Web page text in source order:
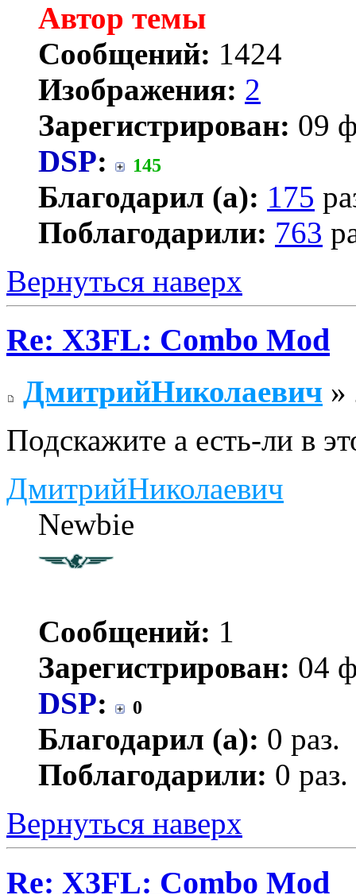
Автор темы
Сообщений: 1424
Изображения: 2
Зарегистрирован: 09
DSP: 145
Благодарил (а): 175
Поблагодарили: 763
Вернуться наверх
Re: X3FL: Combo Mod
ДмитрийНиколаевич »
Подскажите а есть-ли в
ДмитрийНиколаевич
Newbie
Сообщений: 1
Зарегистрирован: 04
DSP: 0
Благодарил (а): 0 раз.
Поблагодарили: 0 раз.
Вернуться наверх
Re: X3FL: Combo Mod